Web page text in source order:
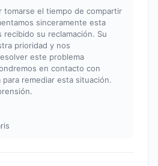
tomarse el tiempo de compartir
sinceramente esta
recibido su reclamación. Su
prioridad y nos
este problema
en contacto con
remediar esta situación.